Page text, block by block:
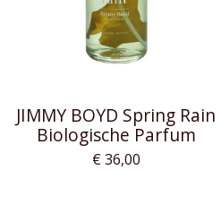
JIMMY BOYD Spring Rain
Biologische Parfum
€ 36,00